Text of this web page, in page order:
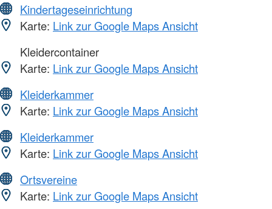
Kindertageseinrichtung
Karte: Link zur Google Maps Ansicht
Kleidercontainer
Karte: Link zur Google Maps Ansicht
Kleiderkammer
Karte: Link zur Google Maps Ansicht
Kleiderkammer
Karte: Link zur Google Maps Ansicht
Ortsvereine
Karte: Link zur Google Maps Ansicht